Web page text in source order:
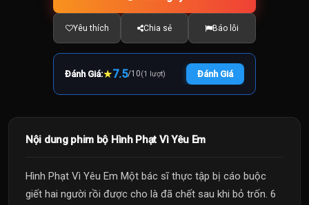
Yêu thích Chia sẻ Báo lỗi
Đánh Giá:★7.5/10(1 lượt) Đánh Giá
Nội dung phim bộ Hình Phạt Vì Yêu Em
Hình Phạt Vì Yêu Em Một bác sĩ thực tập bị cáo buộc
giết hai người rồi được cho là đã chết sau khi bỏ trốn. 6